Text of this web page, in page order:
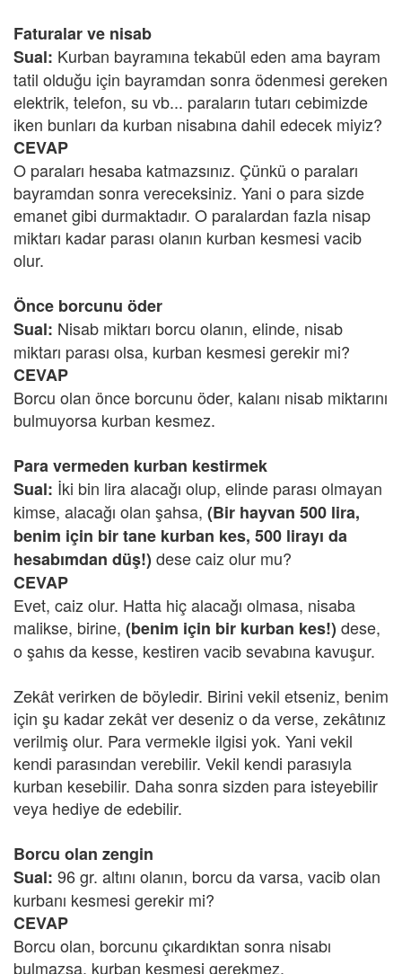
Faturalar ve nisab
Sual: Kurban bayramına tekabül eden ama bayram
tatil olduğu için bayramdan sonra ödenmesi gereken
elektrik, telefon, su vb... paraların tutarı cebimizde
iken bunları da kurban nisabına dahil edecek miyiz?
CEVAP
O paraları hesaba katmazsınız. Çünkü o paraları
bayramdan sonra vereceksiniz. Yani o para sizde
emanet gibi durmaktadır. O paralardan fazla nisap
miktarı kadar parası olanın kurban kesmesi vacib
olur.
Önce borcunu öder
Sual: Nisab miktarı borcu olanın, elinde, nisab
miktarı parası olsa, kurban kesmesi gerekir mi?
CEVAP
Borcu olan önce borcunu öder, kalanı nisab miktarını
bulmuyorsa kurban kesmez.
Para vermeden kurban kestirmek
Sual: İki bin lira alacağı olup, elinde parası olmayan
kimse, alacağı olan şahsa, (Bir hayvan 500 lira,
benim için bir tane kurban kes, 500 lirayı da
hesabımdan düş!) dese caiz olur mu?
CEVAP
Evet, caiz olur. Hatta hiç alacağı olmasa, nisaba
malikse, birine, (benim için bir kurban kes!) dese,
o şahıs da kesse, kestiren vacib sevabına kavuşur.
Zekât verirken de böyledir. Birini vekil etseniz, benim
için şu kadar zekât ver deseniz o da verse, zekâtınız
verilmiş olur. Para vermekle ilgisi yok. Yani vekil
kendi parasından verebilir. Vekil kendi parasıyla
kurban kesebilir. Daha sonra sizden para isteyebilir
veya hediye de edebilir.
Borcu olan zengin
Sual: 96 gr. altını olanın, borcu da varsa, vacib olan
kurbanı kesmesi gerekir mi?
CEVAP
Borcu olan, borcunu çıkardıktan sonra nisabı
bulmazsa, kurban kesmesi gerekmez.